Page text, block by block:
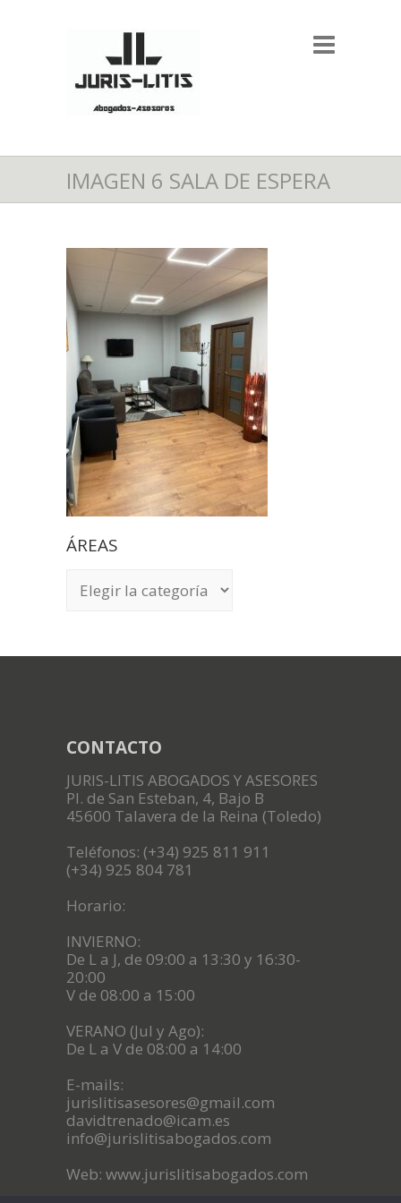
IMAGEN 6 SALA DE ESPERA
ÁREAS
CONTACTO
JURIS-LITIS ABOGADOS Y ASESORES
Pl. de San Esteban, 4, Bajo B
45600 Talavera de la Reina (Toledo)
Teléfonos: (+34) 925 811 911
(+34) 925 804 781
Horario:
INVIERNO:
De L a J, de 09:00 a 13:30 y 16:30-
20:00
V de 08:00 a 15:00
VERANO (Jul y Ago):
De L a V de 08:00 a 14:00
E-mails:
jurislitisasesores@gmail.com
davidtrenado@icam.es
info@jurislitisabogados.com
Web: www.jurislitisabogados.com